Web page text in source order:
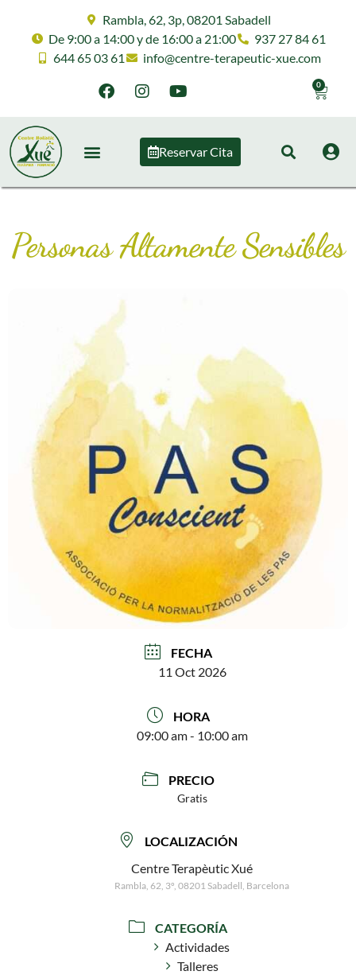
Rambla, 62, 3p, 08201 Sabadell
De 9:00 a 14:00 y de 16:00 a 21:00
937 27 84 61
644 65 03 61
info@centre-terapeutic-xue.com
0
Reservar Cita
Personas Altamente Sensibles
FECHA
11 Oct 2026
HORA
09:00 am - 10:00 am
PRECIO
Gratis
LOCALIZACIÓN
Centre Terapèutic Xué
Rambla, 62, 3º, 08201 Sabadell, Barcelona
CATEGORÍA
Actividades
Talleres